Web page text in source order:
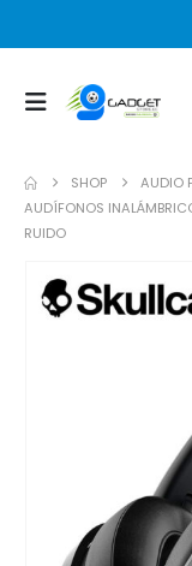
SHOP AUDIO
AUDÍFONOS
RUIDO